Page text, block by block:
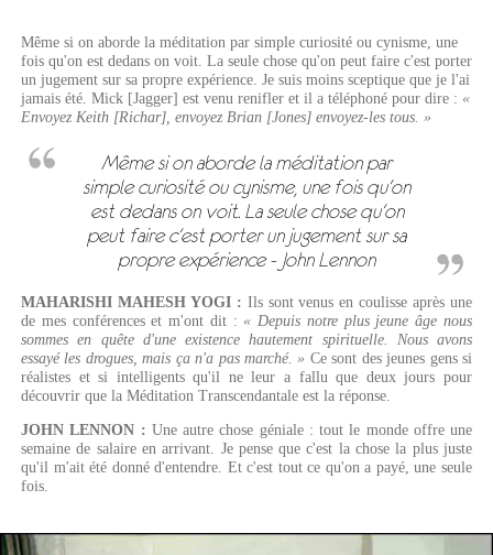
Même si on aborde la méditation par simple curiosité ou cynisme, une
fois qu'on est dedans on voit. La seule chose qu'on peut faire c'est porter
un jugement sur sa propre expérience. Je suis moins sceptique que je l'ai
jamais été. Mick [Jagger] est venu renifler et il a téléphoné pour dire : «
Envoyez Keith [Richar], envoyez Brian [Jones] envoyez-les tous. »
Même si on aborde la méditation par
simple curiosité ou cynisme, une fois qu'on
est dedans on voit. La seule chose qu'on
peut faire c'est porter un jugement sur sa
propre expérience - John Lennon
MAHARISHI MAHESH YOGI : Ils sont venus en coulisse après une
de mes conférences et m'ont dit : « Depuis notre plus jeune âge nous
sommes en quête d'une existence hautement spirituelle. Nous avons
essayé les drogues, mais ça n'a pas marché. » Ce sont des jeunes gens si
réalistes et si intelligents qu'il ne leur a fallu que deux jours pour
découvrir que la Méditation Transcendantale est la réponse.
JOHN LENNON : Une autre chose géniale : tout le monde offre une
semaine de salaire en arrivant. Je pense que c'est la chose la plus juste
qu'il m'ait été donné d'entendre. Et c'est tout ce qu'on a payé, une seule
fois.